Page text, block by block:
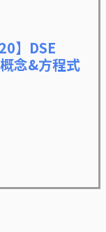
】DSE
念&方程式